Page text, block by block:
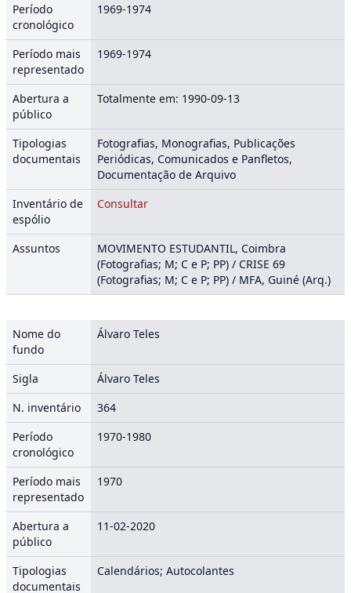
Período
cronológico
1969-1974
Período mais
representado
1969-1974
Abertura a
público
Totalmente em: 1990-09-13
Tipologias
documentais
Fotografias, Monografias, Publicações
Periódicas, Comunicados e Panfletos,
Documentação de Arquivo
Inventário de
espólio
Consultar
Assuntos
MOVIMENTO ESTUDANTIL, Coimbra
(Fotografias; M; C e P; PP) / CRISE 69
(Fotografias; M; C e P; PP) / MFA, Guiné (Arq.)
Nome do
fundo
Álvaro Teles
Sigla
Álvaro Teles
N. inventário
364
Período
cronológico
1970-1980
Período mais
representado
1970
Abertura a
público
11-02-2020
Tipologias
documentais
Calendários; Autocolantes